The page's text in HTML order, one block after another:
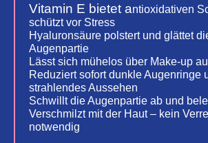
Vitamin E bietet antioxidativen
schützt vor Stress
Hyaluronsäure polstert und glättet
Augenpartie
Lässt sich mühelos über Make-up
Reduziert sofort dunkle Augenringe
strahlendes Aussehen
Schwillt die Augenpartie ab und
Verschmilzt mit der Haut – kein
notwendig